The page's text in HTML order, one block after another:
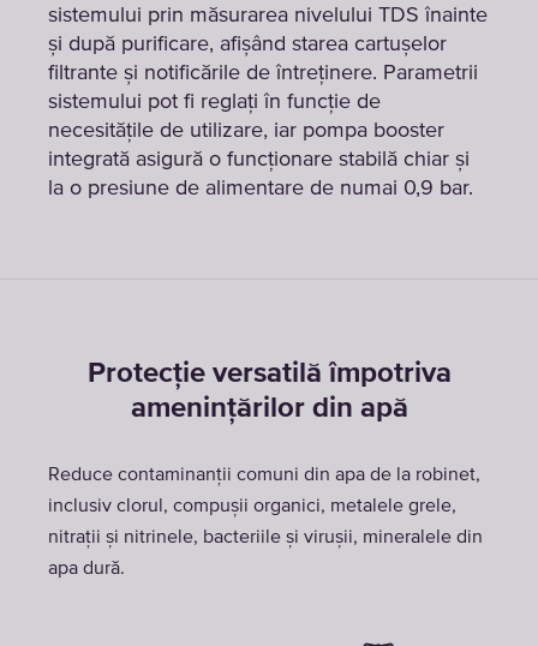
sistemului prin măsurarea nivelului TDS înainte
și după purificare, afișând starea cartușelor
filtrante și notificările de întreținere. Parametrii
sistemului pot fi reglați în funcție de
necesitățile de utilizare, iar pompa booster
integrată asigură o funcționare stabilă chiar și
la o presiune de alimentare de numai 0,9 bar.
Protecție versatilă împotriva
amenințărilor din apă
Reduce contaminanții comuni din apa de la robinet,
inclusiv clorul, compușii organici, metalele grele,
nitrații și nitrinele, bacteriile și virușii, mineralele din
apa dură.